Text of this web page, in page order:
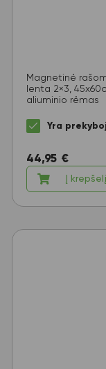
Magnetinė
lenta 2×3,
aliuminio rėmas
Yra
44,95 €
Į krepšelį